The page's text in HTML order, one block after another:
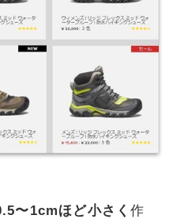
〜1cmほど小さく作